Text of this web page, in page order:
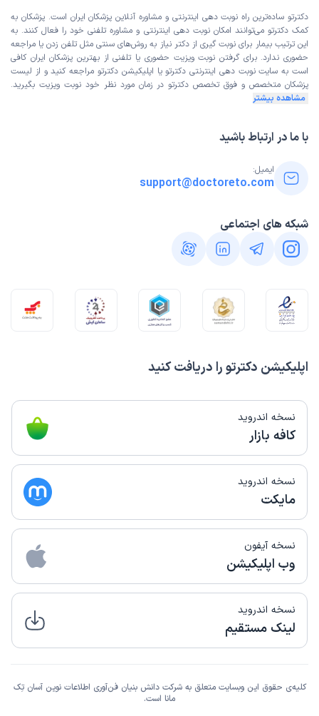
اپلیکیشن دکترتو را دریافت کنید
نسخه اندروید
کافه بازار
نسخه اندروید
مایکت
نسخه آیفون
وب اپلیکیشن
نسخه اندروید
لینک مستقیم
دکترتو ساده‌ترین راه نوبت‌ دهی اینترنتی و مشاوره آنلاین پزشکان ایران است. پزشکان به
کمک دکترتو می‌توانند امکان نوبت دهی اینترنتی و مشاوره تلفنی خود را فعال کنند. به
این ترتیب بیمار برای نوبت گیری از دکتر نیاز به روش‌های سنتی مثل تلفن زدن یا مراجعه
حضوری ندارد. برای گرفتن نوبت ویزیت حضوری یا تلفنی از بهترین پزشکان ایران کافی
است به سایت نوبت دهی اینترنتی دکترتو یا اپلیکیشن دکترتو مراجعه کنید و از لیست
پزشکان متخصص و فوق تخصص دکترتو در زمان مورد نظر خود نوبت ویزیت بگیرید.
مشاهده بیشتر
با ما در ارتباط باشید
ایمیل:
support@doctoreto.com
شبکه های اجتماعی
کلیه‌ی حقوق این وبسایت متعلق به شرکت دانش بنیان فن‌آوری اطلاعات نوین آسان تِک
مانا است.